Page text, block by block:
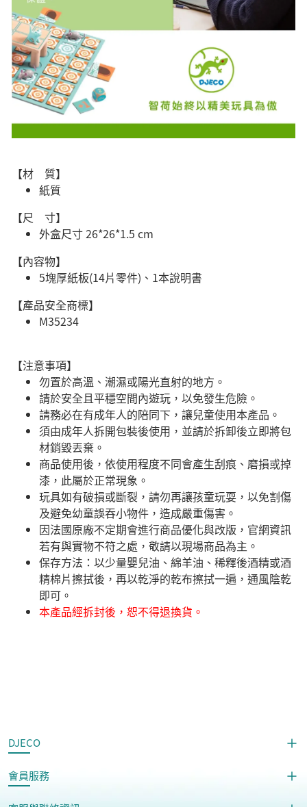
【材 質】
紙質
【尺 寸】
外盒尺寸 26*26*1.5 cm
【內容物】
5塊厚紙板(14片零件)、1本說明書
【產品安全商標】
M35234
【注意事項】
勿置於高溫、潮濕或陽光直射的地方。
請於安全且平穩空間內遊玩，以免發生危險。​
請務必在有成年人的陪同下，讓兒童使用本產品。
須由成年人拆開包裝後使用，並請於拆卸後立即將包
材銷毀丟棄。
商品使用後，依使用程度不同會產生刮痕、磨損或掉
漆，此屬於正常現象。
玩具如有破損或斷裂，請勿再讓孩童玩耍，以免割傷
及避免幼童誤吞小物件，造成嚴重傷害。
因法國原廠不定期會進行商品優化與改版，官網資訊
若有與實物不符之處，敬請以現場商品為主。
​保存方法：以少量嬰兒油、綿羊油、稀釋後酒精或酒
精棉片擦拭後，再以乾淨的乾布擦拭一遍，通風陰乾
即可。
本產品經拆封後，恕不得退換貨。
DJECO
會員服務